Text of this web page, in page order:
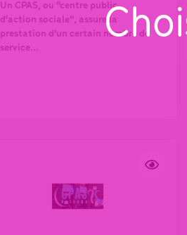
Un CPAS, ou "centre public
d'action sociale", assure la
prestation d'un certain nombre de
service...